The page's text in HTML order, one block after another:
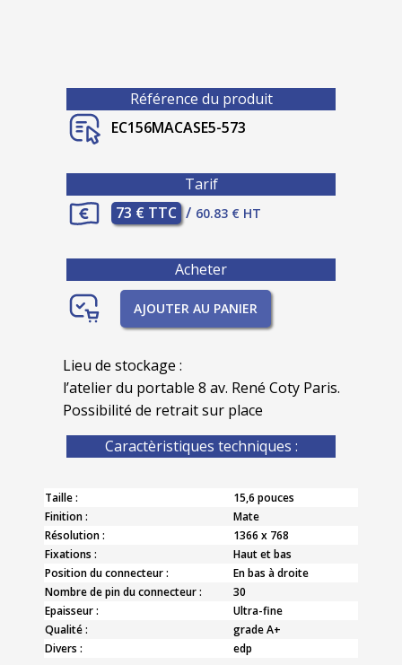
Référence du produit
EC156MACASE5-573
Tarif
73 € TTC / 60.83 € HT
Acheter
AJOUTER AU PANIER
Lieu de stockage :
l’atelier du portable 8 av. René Coty Paris.
Possibilité de retrait sur place
Caractèristiques techniques :
Taille :
15,6 pouces
Finition :
Mate
Résolution :
1366 x 768
Fixations :
Haut et bas
Position du connecteur :
En bas à droite
Nombre de pin du connecteur :
30
Epaisseur :
Ultra-fine
Qualité :
grade A+
Divers :
edp